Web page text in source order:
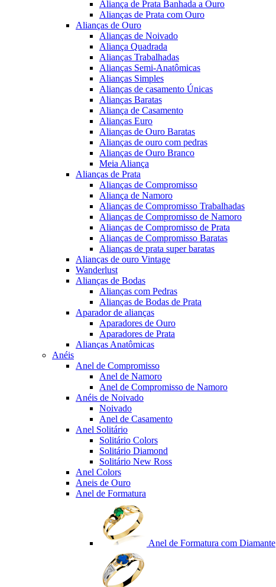
Aliança de Prata Banhada a Ouro
Alianças de Prata com Ouro
Alianças de Ouro
Alianças de Noivado
Aliança Quadrada
Alianças Trabalhadas
Alianças Semi-Anatômicas
Alianças Simples
Alianças de casamento Únicas
Alianças Baratas
Aliança de Casamento
Alianças Euro
Alianças de Ouro Baratas
Alianças de ouro com pedras
Alianças de Ouro Branco
Meia Aliança
Alianças de Prata
Alianças de Compromisso
Aliança de Namoro
Alianças de Compromisso Trabalhadas
Alianças de Compromisso de Namoro
Alianças de Compromisso de Prata
Alianças de Compromisso Baratas
Alianças de prata super baratas
Alianças de ouro Vintage
Wanderlust
Alianças de Bodas
Alianças com Pedras
Alianças de Bodas de Prata
Aparador de alianças
Aparadores de Ouro
Aparadores de Prata
Alianças Anatômicas
Anéis
Anel de Compromisso
Anel de Namoro
Anel de Compromisso de Namoro
Anéis de Noivado
Noivado
Anel de Casamento
Anel Solitário
Solitário Colors
Solitário Diamond
Solitário New Ross
Anel Colors
Aneis de Ouro
Anel de Formatura
Anel de Formatura com Diamante